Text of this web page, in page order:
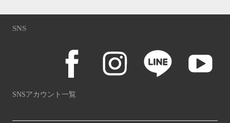
SNS
SNSアカウント一覧